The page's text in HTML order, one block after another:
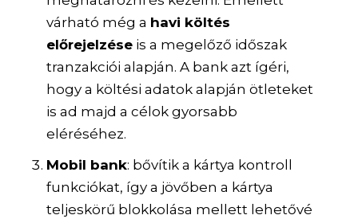
várható még a havi költés
előrejelzéseis a megelőző időszak
tranzakciói alapján. A bank azt ígéri,
hogy a költési adatok alapján ötleteket
is ad majd a célok gyorsabb
eléréséhez.
Mobil bank: bővítik a kártya kontroll
funkciókat, így a jövőben a kártya
teljeskörű blokkolása mellett lehetővé